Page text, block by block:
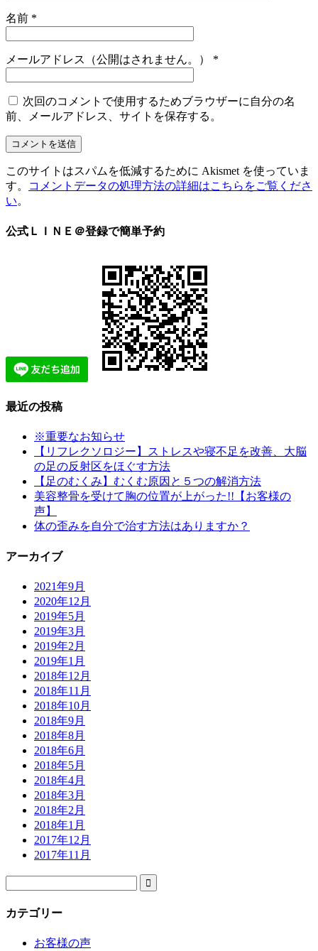
名前 *
メールアドレス（公開はされません。） *
次回のコメントで使用するためブラウザーに自分の名
前、メールアドレス、サイトを保存する。
このサイトはスパムを低減するために Akismet を使っていま
す。
コメントデータの処理方法の詳細はこちらをご覧くださ
い。
公式ＬＩＮＥ＠登録で簡単予約
最近の投稿
※重要なお知らせ
【リフレクソロジー】ストレスや寝不足を改善、大脳
の足の反射区をほぐす方法
【足のむくみ】むくむ原因と５つの解消方法
美容整骨を受けて胸の位置が上がった!!【お客様の
声】
体の歪みを自分で治す方法はありますか？
アーカイブ
2021年9月
2020年12月
2019年5月
2019年3月
2019年2月
2019年1月
2018年12月
2018年11月
2018年10月
2018年9月
2018年8月
2018年6月
2018年5月
2018年4月
2018年3月
2018年2月
2018年1月
2017年12月
2017年11月

カテゴリー
お客様の声